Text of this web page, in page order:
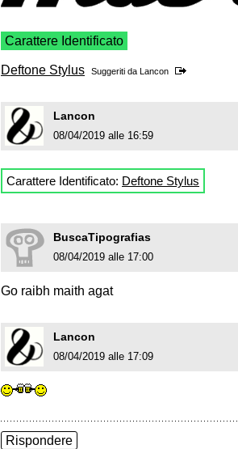
Carattere Identificato
Deftone Stylus Suggeriti da Lancon
Lancon
08/04/2019 alle 16:59
Carattere Identificato: Deftone Stylus
BuscaTipografias
08/04/2019 alle 17:00
Go raibh maith agat
Lancon
08/04/2019 alle 17:09
Rispondere